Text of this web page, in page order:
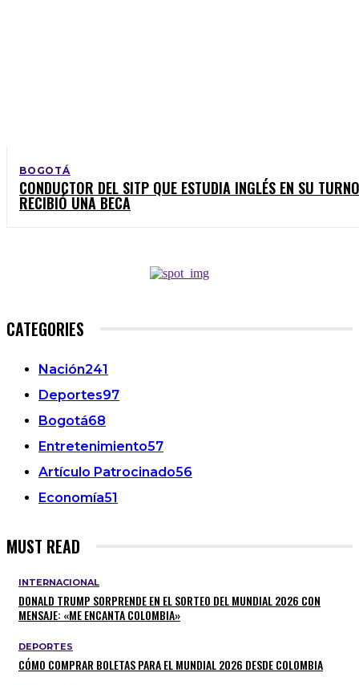
BOGOTÁ
CONDUCTOR DEL SITP QUE ESTUDIA INGLÉS EN SU
RECIBIÓ UNA BECA
CATEGORIES
Nación241
Deportes97
Bogotá68
Entretenimiento57
Artículo Patrocinado56
Economía51
MUST READ
INTERNACIONAL
DONALD TRUMP SORPRENDE EN EL SORTEO DEL MUNDIAL 2026 CON
MENSAJE: «ME ENCANTA COLOMBIA»
DEPORTES
CÓMO COMPRAR BOLETAS PARA EL MUNDIAL 2026 DESDE COLOMBIA